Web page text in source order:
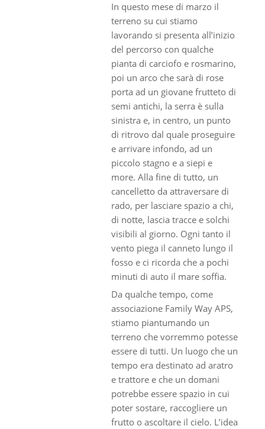
In questo mese di marzo il
terreno su cui stiamo
lavorando si presenta all’inizio
del percorso con qualche
pianta di carciofo e rosmarino,
poi un arco che sarà di rose
porta ad un giovane frutteto di
semi antichi, la serra è sulla
sinistra e, in centro, un punto
di ritrovo dal quale proseguire
e arrivare infondo, ad un
piccolo stagno e a siepi e
more. Alla fine di tutto, un
cancelletto da attraversare di
rado, per lasciare spazio a chi,
di notte, lascia tracce e solchi
visibili al giorno. Ogni tanto il
vento piega il canneto lungo il
fosso e ci ricorda che a pochi
minuti di auto il mare soffia.
Da qualche tempo, come
associazione Family Way APS,
stiamo piantumando un
terreno che vorremmo potesse
essere di tutti. Un luogo che un
tempo era destinato ad aratro
e trattore e che un domani
potrebbe essere spazio in cui
poter sostare, raccogliere un
frutto o ascoltare il cielo. L’idea